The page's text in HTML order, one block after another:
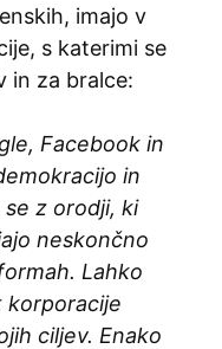
imajo v
s katerimi se
in za bralce:
Facebook in
in
z orodji, ki
neskončno
Lahko
korporacije
ciljev. Enako